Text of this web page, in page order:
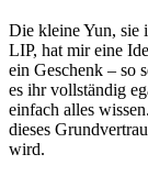
Die kleine Yun, sie
LIP, hat mir eine
ein Geschenk – so
es ihr vollständig
einfach alles
dieses
wird.